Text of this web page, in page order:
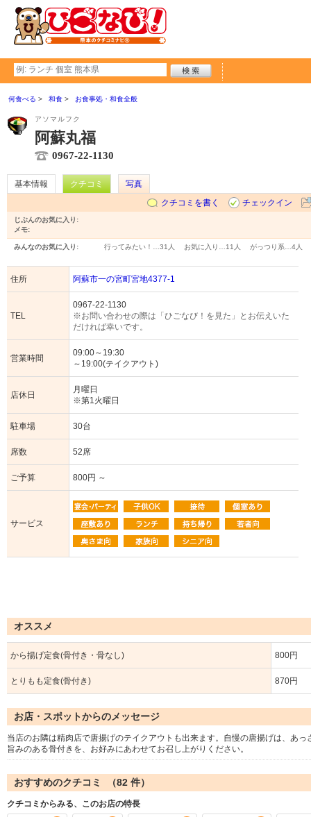
何食べる 和食 お食事処・和食全般
アソマルフク
阿蘇丸福
0967-22-1130
基本情報 クチコミ
写真
クチコミを書く
チェックイン
じぶんのお気に入り:
メモ:
みんなのお気に入り: 行ってみたい！… 31人 お気に入り… 11人 がっつり系… 4人
住所 阿蘇市一の宮町宮地4377-1
TEL
0967-22-1130
※お問い合わせの際は「ひごなび！を見た」とお伝えいた
だければ幸いです。
営業時間
09:00～19:30
～19:00(テイクアウト)
店休日
月曜日
※第1火曜日
駐車場 30台
席数 52席
ご予算 800円 ～
サービス
オススメ
から揚げ定食(骨付き・骨なし) 800円
とりもも定食(骨付き) 870円
お店・スポットからのメッセージ
当店のお隣は精肉店で唐揚げのテイクアウトも出来ます。自慢の唐揚げは、あ
旨みのある骨付きを、お好みにあわせてお召し上がりください。
おすすめのクチコミ （82 件）
クチコミからみる、このお店の特長